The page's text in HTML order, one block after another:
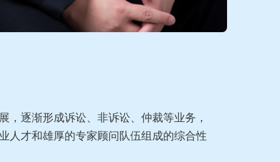
，逐渐形成诉讼、非诉讼、仲裁等业务，
人才和雄厚的专家顾问队伍组成的综合性